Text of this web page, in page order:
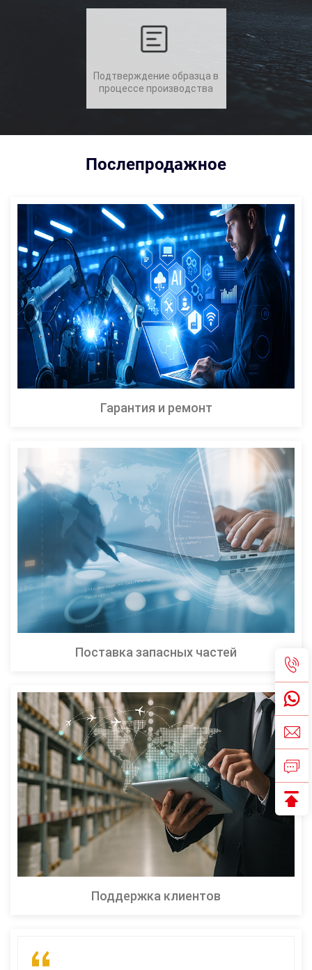
Подтверждение образца в
процессе производства
Послепродажное
Гарантия и ремонт
Поставка запасных частей
Поддержка клиентов